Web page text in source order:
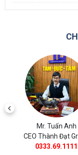
Mr. Tuấn Anh
CEO Thành Đạt
0333.69.1111